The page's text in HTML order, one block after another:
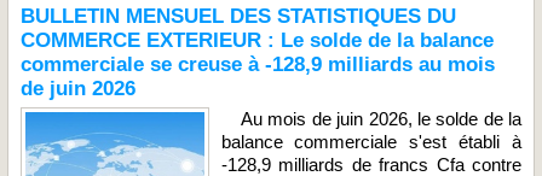
BULLETIN MENSUEL DES STATISTIQUES DU
COMMERCE EXTERIEUR : Le solde de la balance
commerciale se creuse à -128,9 milliards au mois
de juin 2026
Au mois de juin 2026, le solde de la
balance commerciale s'est établi à
-128,9 milliards de francs Cfa contre